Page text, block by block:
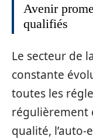
Avenir
qualifiés
Le secteur de
constante
toutes les
régulièrement
qualité,